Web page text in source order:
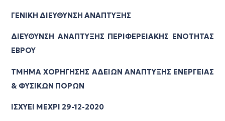
ΓΕΝΙΚΗ ΔΙΕΥΘΥΝΣΗ ΑΝΑΠΤΥΞΗΣ
ΔΙΕΥΘΥΝΣΗ ΑΝΑΠΤΥΞΗΣ ΠΕΡΙΦΕΡΕΙΑΚΗΣ ΕΝΟΤΗΤΑΣ
ΕΒΡΟΥ
ΤΜΗΜΑ ΧΟΡΗΓΗΣΗΣ ΑΔΕΙΩΝ ΑΝΑΠΤΥΞΗΣ ΕΝΕΡΓΕΙΑΣ
& ΦΥΣΙΚΩΝ ΠΟΡΩΝ
ΙΣΧΥΕΙ ΜΕΧΡΙ 29-12-2020